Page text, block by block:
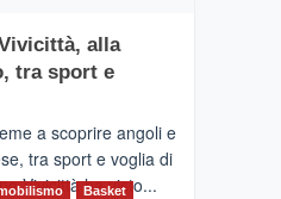
alla
tra sport e
a scoprire angoli e
tra sport e voglia di
Vivicittà ha visto...
Basket